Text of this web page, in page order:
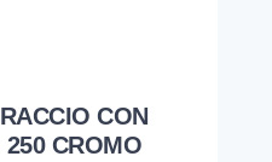
CON
CROMO